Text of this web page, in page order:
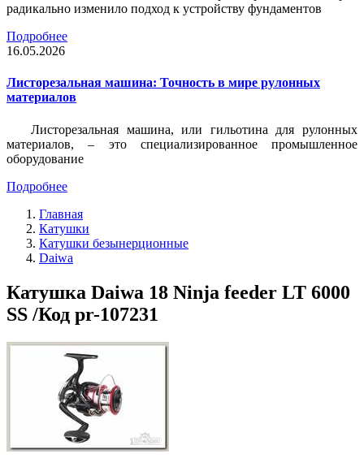
радикально изменило подход к устройству фундаментов
Подробнее
16.05.2026
Листорезальная машина: Точность в мире рулонных
материалов
Листорезальная машина, или гильотина для рулонных
материалов, – это специализированное промышленное
оборудование
Подробнее
Главная
Катушки
Катушки безынерционные
Daiwa
Катушка Daiwa 18 Ninja feeder LT 6000
SS /Код pr-107231